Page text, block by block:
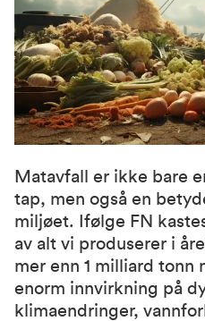
Matavfall er ikke bare
tap, men også en
miljøet. Ifølge FN
av alt vi produserer i
mer enn 1 milliard tonn
enorm innvirkning på
klimaendringer,